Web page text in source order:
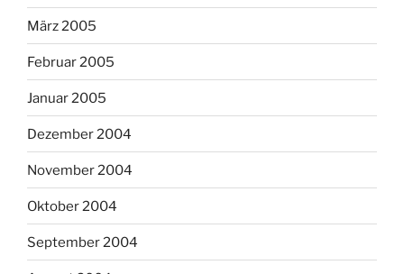
März 2005
Februar 2005
Januar 2005
Dezember 2004
November 2004
Oktober 2004
September 2004